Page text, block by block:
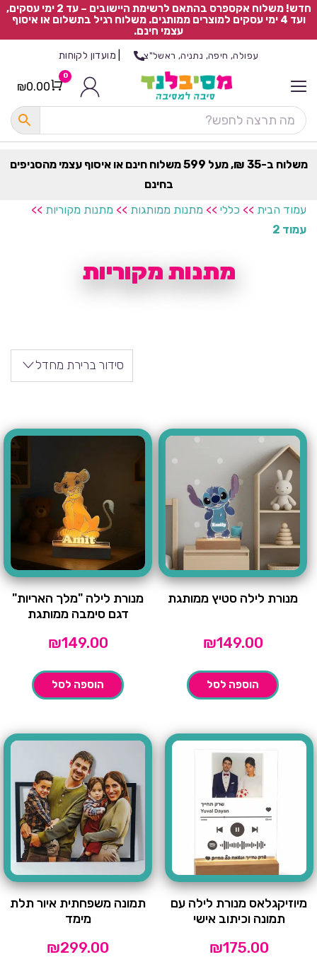
חדש! משלוח אקספרס בהתאם לרשימת היישובים – עד 2 ימי עסקים,
ועד 4 ימי עסקים למוצרים ממותגים. משלוח רגיל בתשלום או איסוף
עצמי חינם.
עפולה, חיפה, נתניה, ראשל"צ מועדון לקוחות
Cart
0
₪0.00
משלוח ב-35 ₪, מעל 599 משלוח חינם או איסוף עצמי מהסניפים
בחינם
עמוד הבית >> כללי >> מתנות ממותגות >> מתנות מקוריות >>
עמוד 2
מתנות מקוריות
סידור ברירת מחדל
מנורת לילה סטיץ ממותגת
₪149.00
הוספה לסל
מנורת לילה "מלך האריות"
דגם סימבה ממותגת
₪149.00
הוספה לסל
מיוזיקגלאס מנורת לילה עם
תמונה וכיתוב אישי
₪175.00
תמונה משפחתית איור תלת
מימד
₪299.00